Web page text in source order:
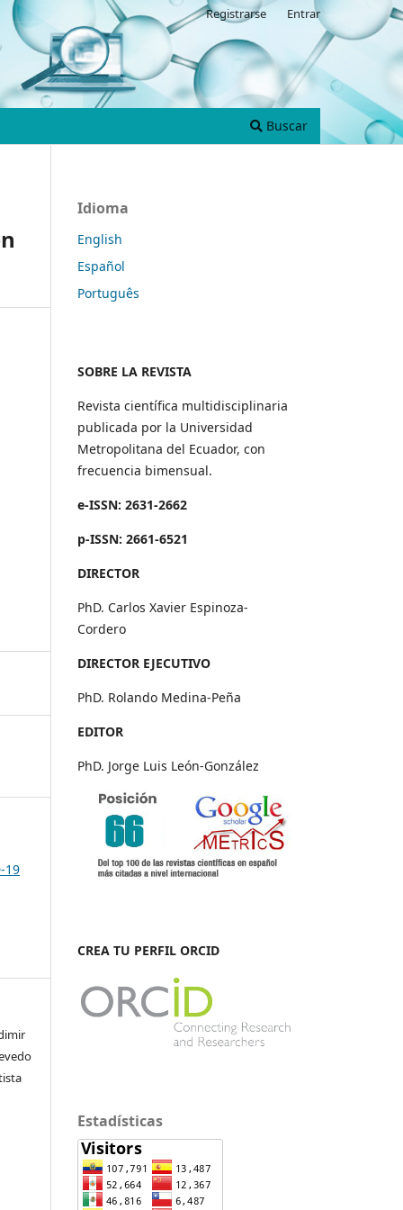
Buscar
Registrarse Entrar
19
Idioma
English
Español
Português
SOBRE LA REVISTA
Revista científica multidisciplinaria
publicada por la Universidad
Metropolitana del Ecuador, con
frecuencia bimensual.
e-ISSN: 2631-2662
p-ISSN: 2661-6521
DIRECTOR
PhD. Carlos Xavier Espinoza-
Cordero
DIRECTOR EJECUTIVO
PhD. Rolando Medina-Peña
EDITOR
PhD. Jorge Luis León-González
CREA TU PERFIL ORCID
Estadísticas